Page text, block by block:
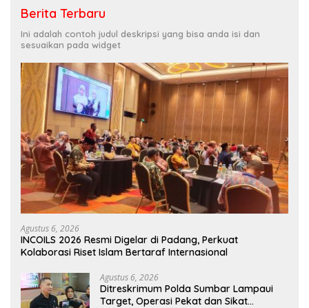
Berita Terbaru
Ini adalah contoh judul deskripsi yang bisa anda isi dan
sesuaikan pada widget
Agustus 6, 2026
INCOILS 2026 Resmi Digelar di Padang, Perkuat
Kolaborasi Riset Islam Bertaraf Internasional
Agustus 6, 2026
Ditreskrimum Polda Sumbar Lampaui
Target, Operasi Pekat dan Sikat